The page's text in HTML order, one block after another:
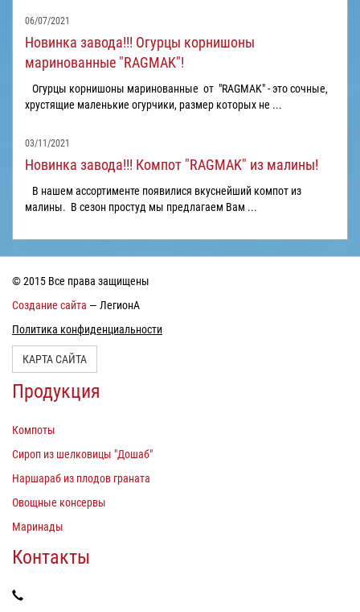
06/07/2021
Новинка завода!!! Огурцы корнишоны
маринованные "RAGMAK"!
Огурцы корнишоны маринованные от "RAGMAK" - это сочные,
хрустящие маленькие огурчики, размер которых не ...
03/11/2021
Новинка завода!!! Компот "RAGMAK" из малины!
В нашем ассортименте появилися вкуснейший компот из
малины. В сезон простуд мы предлагаем Вам ...
© 2015 Все права защищены
Создание сайта — ЛегионА
Политика конфиденциальности
КАРТА САЙТА
Продукция
Компоты
Сироп из шелковицы "Дошаб"
Наршараб из плодов граната
Овощные консервы
Маринады
Контакты